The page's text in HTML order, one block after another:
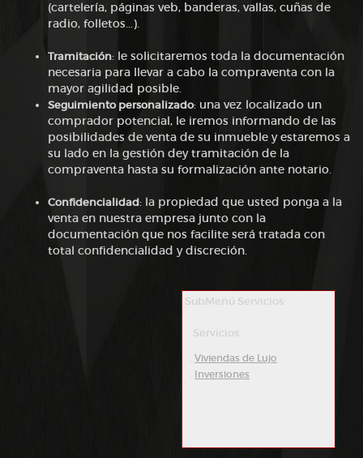
(cartelería, páginas veb, banderas, vallas, cuñas de
radio, folletos...).
Tramitación: le solicitaremos toda la documentación
necesaria para llevar a cabo la compraventa con la
mayor agilidad posible.
Seguimiento personalizado: una vez localizado un
comprador potencial, le iremos informando de las
posibilidades de venta de su inmueble y estaremos a
su lado en la gestión dey tramitación de la
compraventa hasta su formalización ante notario.
Confidencialidad: la propiedad que usted ponga a la
venta en nuestra empresa junto con la
documentación que nos facilite será tratada con
total confidencialidad y discreción.
SubMenú Servicios:
Servicios:
Viviendas de Lujo
Inversiones